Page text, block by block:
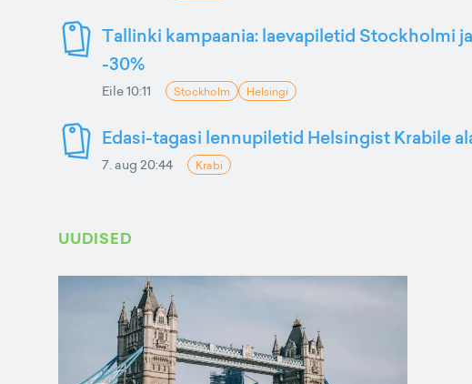
Tallinki kampaania: laevapiletid Stockholmi
-30%
Eile 10:11 Stockholm Helsingi
Edasi-tagasi lennupiletid Helsingist Krabile
7. aug 20:44 Krabi
UUDISED